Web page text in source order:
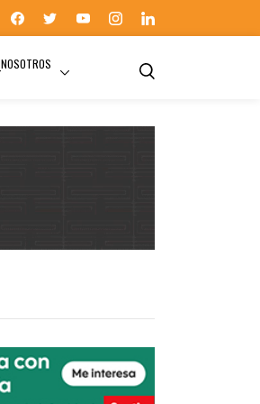
NOSOTROS